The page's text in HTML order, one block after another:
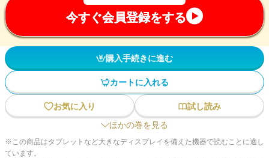
今すぐ会員登録をする
購入手続きに進む
カートに入れる
お気に入り
試し読み
ほかの巻を見る
※この商品はタブレットなど大きなディスプレイを備えた機器で読むことに適し
ています。